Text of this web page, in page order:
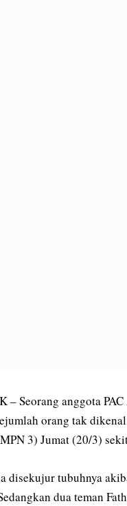
– Seorang anggota
orang tak
3) Jumat (20/3)
disekujur tubuhnya
dua teman